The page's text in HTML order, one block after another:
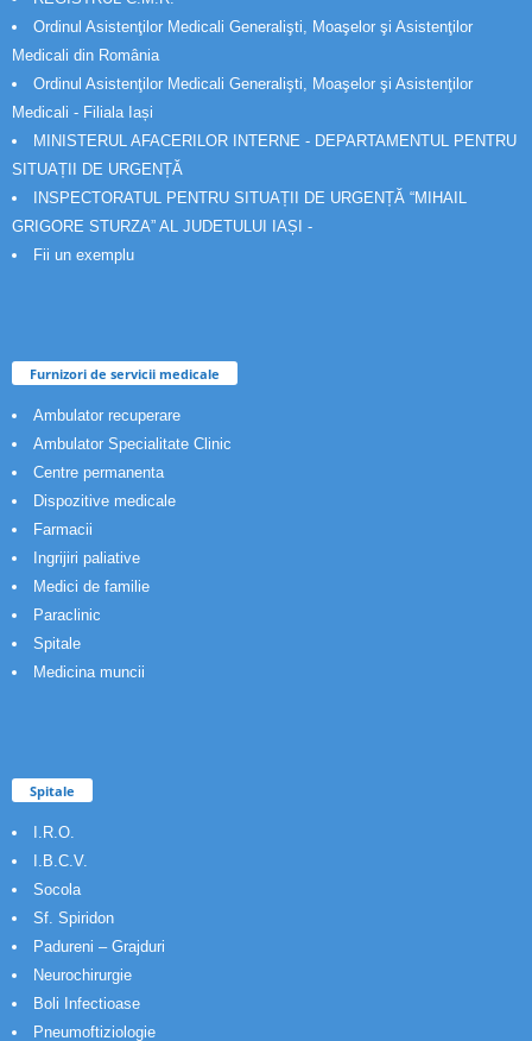
Ordinul Asistenţilor Medicali Generalişti, Moaşelor şi Asistenţilor
Medicali din România
Ordinul Asistenţilor Medicali Generalişti, Moaşelor şi Asistenţilor
Medicali - Filiala Iași
MINISTERUL AFACERILOR INTERNE - DEPARTAMENTUL PENTRU
SITUAȚII DE URGENȚĂ
INSPECTORATUL PENTRU SITUAȚII DE URGENȚĂ “MIHAIL
GRIGORE STURZA” AL JUDETULUI IAȘI -
Fii un exemplu
Furnizori de servicii medicale
Ambulator recuperare
Ambulator Specialitate Clinic
Centre permanenta
Dispozitive medicale
Farmacii
Ingrijiri paliative
Medici de familie
Paraclinic
Spitale
Medicina muncii
Spitale
I.R.O.
I.B.C.V.
Socola
Sf. Spiridon
Padureni – Grajduri
Neurochirurgie
Boli Infectioase
Pneumoftiziologie